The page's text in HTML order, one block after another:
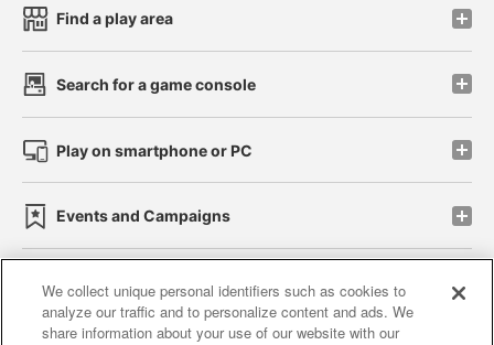
Find a play area
Search for a game console
Play on smartphone or PC
Events and Campaigns
Affiliate Sustainability site policy privacy policy
We collect unique personal identifiers such as cookies to
analyze our traffic and to personalize content and ads. We
share information about your use of our website with our